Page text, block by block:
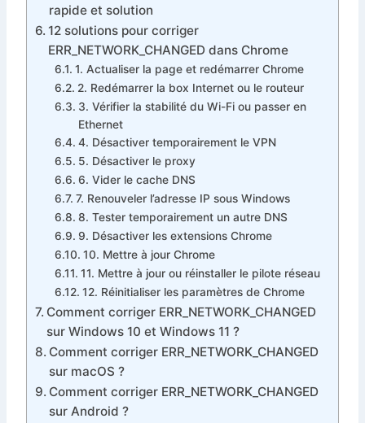
rapide et solution
12 solutions pour corriger
ERR_NETWORK_CHANGED dans Chrome
1. Actualiser la page et redémarrer Chrome
2. Redémarrer la box Internet ou le routeur
3. Vérifier la stabilité du Wi-Fi ou passer en
Ethernet
4. Désactiver temporairement le VPN
5. Désactiver le proxy
6. Vider le cache DNS
7. Renouveler l’adresse IP sous Windows
8. Tester temporairement un autre DNS
9. Désactiver les extensions Chrome
10. Mettre à jour Chrome
11. Mettre à jour ou réinstaller le pilote réseau
12. Réinitialiser les paramètres de Chrome
Comment corriger ERR_NETWORK_CHANGED
sur Windows 10 et Windows 11 ?
Comment corriger ERR_NETWORK_CHANGED
sur macOS ?
Comment corriger ERR_NETWORK_CHANGED
sur Android ?